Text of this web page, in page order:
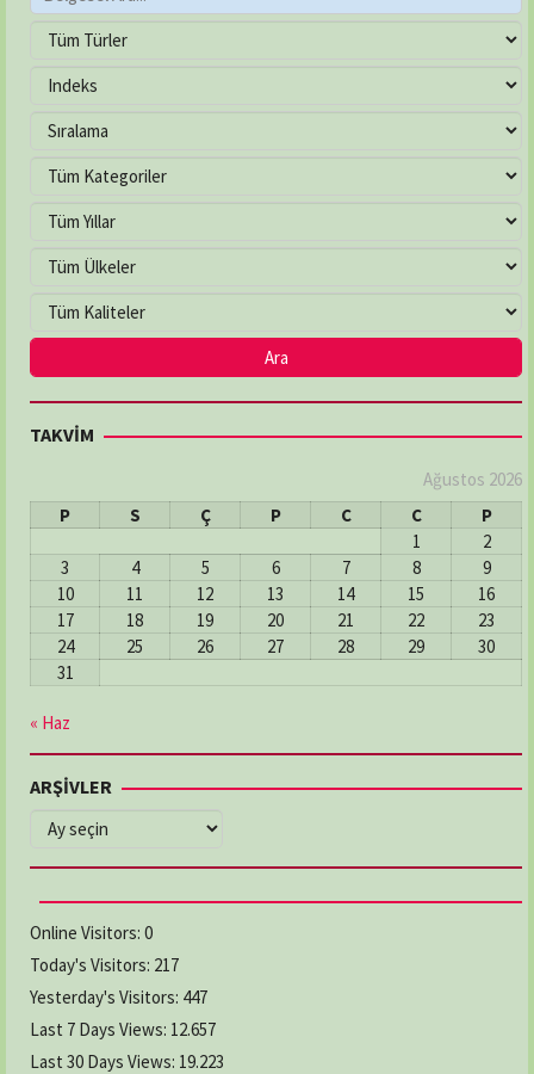
TAKVİM
Ağustos 2026
P
S Ç P C C
P
1
2
3
4 5 6 7 8
9
10
11 12 13 14 15
16
17
18 19 20 21 22
23
24
25 26 27 28 29
30
31
« Haz
ARŞİVLER
ARŞİVLER
Online Visitors: 0
Today's Visitors: 217
Yesterday's Visitors: 447
Last 7 Days Views: 12.657
Last 30 Days Views: 19.223